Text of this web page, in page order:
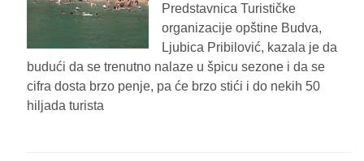
Predstavnica Turističke
organizacije opštine Budva,
Ljubica Pribilović, kazala je da
budući da se trenutno nalaze u špicu sezone i da se
cifra dosta brzo penje, pa će brzo stići i do nekih 50
hiljada turista